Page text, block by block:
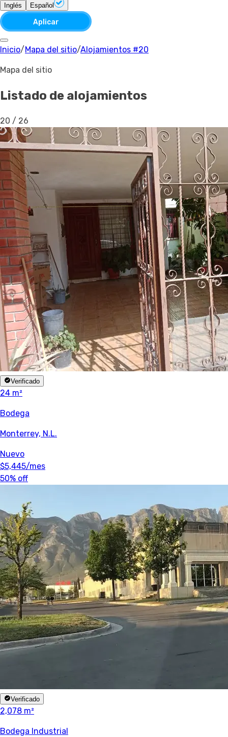
Inglés Español
Aplicar
Inicio/ Mapa del sitio/Alojamientos #20
Mapa del sitio
Listado de alojamientos
20 / 26
Verificado
24 m²
Bodega
Monterrey, N.L.
Nuevo
$5,445/mes
50% off
Verificado
2,078 m²
Bodega Industrial